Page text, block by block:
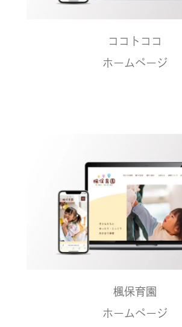
ココトココ
ホームページ
楓保育園
ホームページ